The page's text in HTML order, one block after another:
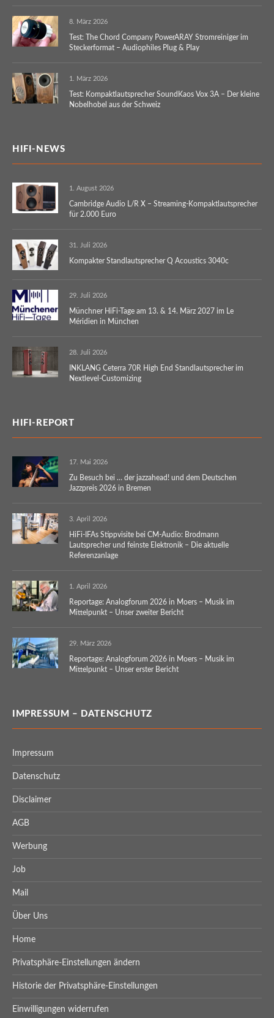
8. März 2026
Test: The Chord Company PowerARAY Stromreiniger im
Steckerformat – Audiophiles Plug & Play
1. März 2026
Test: Kompaktlautsprecher SoundKaos Vox 3A – Der kleine
Nobelhobel aus der Schweiz
HIFI-NEWS
1. August 2026
Cambridge Audio L/R X – Streaming-Kompaktlautsprecher
für 2.000 Euro
31. Juli 2026
Kompakter Standlautsprecher Q Acoustics 3040c
29. Juli 2026
Münchner HiFi-Tage am 13. & 14. März 2027 im Le
Méridien in München
28. Juli 2026
INKLANG Ceterra 70R High End Standlautsprecher im
Nextlevel-Customizing
HIFI-REPORT
17. Mai 2026
Zu Besuch bei … der jazzahead! und dem Deutschen
Jazzpreis 2026 in Bremen
3. April 2026
HiFi-IFAs Stippvisite bei CM-Audio: Brodmann
Lautsprecher und feinste Elektronik – Die aktuelle
Referenzanlage
1. April 2026
Reportage: Analogforum 2026 in Moers – Musik im
Mittelpunkt – Unser zweiter Bericht
29. März 2026
Reportage: Analogforum 2026 in Moers – Musik im
Mittelpunkt – Unser erster Bericht
IMPRESSUM – DATENSCHUTZ
Impressum
Datenschutz
Disclaimer
AGB
Werbung
Job
Mail
Über Uns
Home
Privatsphäre-Einstellungen ändern
Historie der Privatsphäre-Einstellungen
Einwilligungen widerrufen